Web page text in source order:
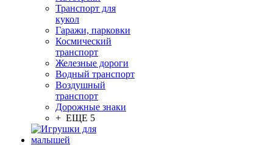
Транспорт для
кукол
Гаражи, парковки
Космический
транспорт
Железные дороги
Водный транспорт
Воздушный
транспорт
Дорожные знаки
+ ЕЩЕ 5